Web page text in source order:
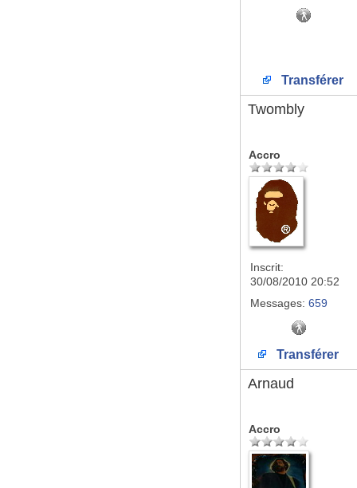
Transférer
Twombly
Accro
Inscrit:
30/08/2010 20:52
Messages: 659
Transférer
Arnaud
Accro